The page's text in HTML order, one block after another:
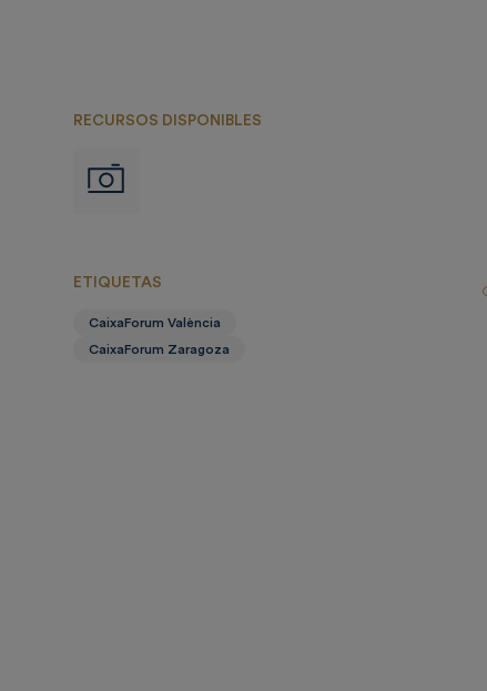
RECURSOS DISPONIBLES
Imágenes
ETIQUETAS
CaixaForum València
CaixaForum Zaragoza